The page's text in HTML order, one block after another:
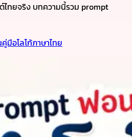
ไทยจริง บทความนี้รวม prompt
มือโลโก้ภาษาไทย